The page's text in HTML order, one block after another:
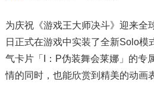
为庆祝《游戏王大师决斗》迎来全
日正式在游戏中实装了全新Solo模
气卡片「I：P伪装舞会莱娜」的专
情的同时，也能欣赏到精美的动画